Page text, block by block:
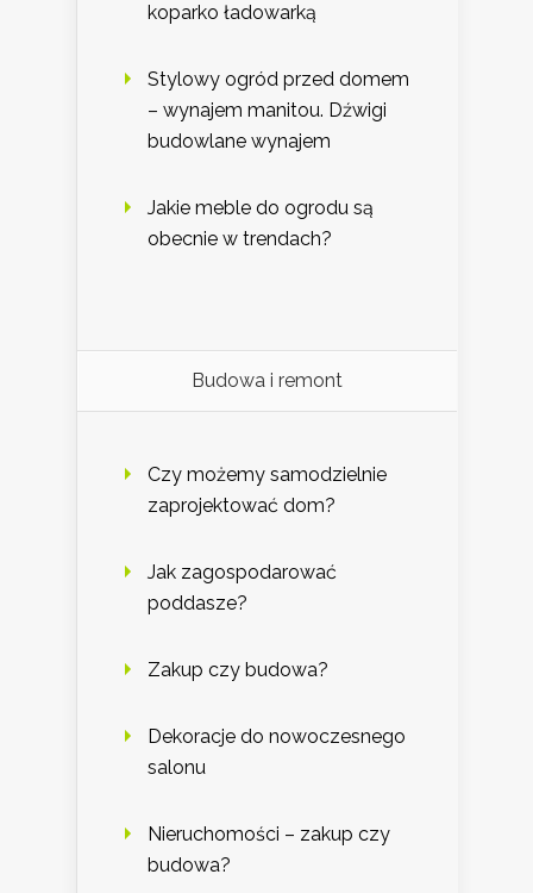
koparko ładowarką
Stylowy ogród przed domem
– wynajem manitou. Dźwigi
budowlane wynajem
Jakie meble do ogrodu są
obecnie w trendach?
Budowa i remont
Czy możemy samodzielnie
zaprojektować dom?
Jak zagospodarować
poddasze?
Zakup czy budowa?
Dekoracje do nowoczesnego
salonu
Nieruchomości – zakup czy
budowa?